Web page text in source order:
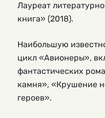
Лауреат
книга» (2018).
Наибольшую
цикл «Авионеры»,
фантастических
камня», «Крушение
героев».